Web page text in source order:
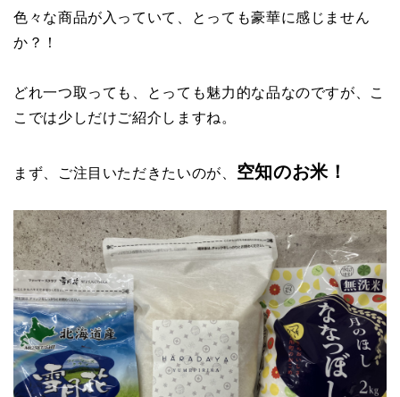
色々な商品が入っていて、とっても豪華に感じません
か？！
どれ一つ取っても、とっても魅力的な品なのですが、こ
こでは少しだけご紹介しますね。
まず、ご注目いただきたいのが、 空知のお米！